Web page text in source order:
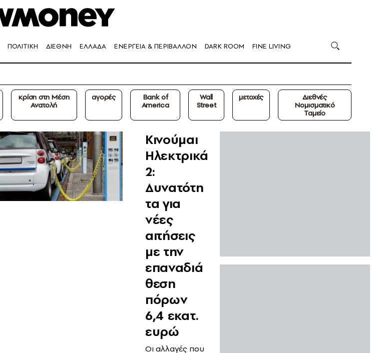
ΠΟΛΙΤΙΚΗ ΔΙΕΘΝΗ ΕΛΛΑΔΑ ΕΝΕΡΓΕΙΑ & ΠΕΡΙΒΑΛΛΟΝ DARK ROOM FINE LIVING
κρίση στη Μέση
Ανατολή
αγορές
Bank of
America
Wall
Street
μετοχές
Διεθνές
Νομισματικό
Ταμείο
Κινούμαι
Ηλεκτρικά
2:
Δυνατότη
τα για
νέες
αιτήσεις
με την
επαναδιά
θεση
πόρων
6,4 εκατ.
ευρώ
Οι αλλαγές που